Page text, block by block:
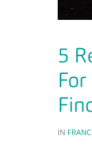
5
IN